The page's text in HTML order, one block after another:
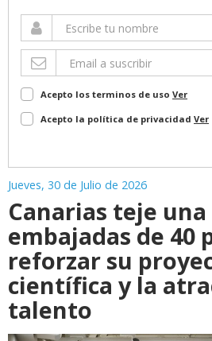
Acepto los terminos de uso Ver
Acepto la política de privacidad Ver
Jueves, 30 de Julio de 2026
Canarias teje
embajadas de 40
reforzar su
científica y la
talento